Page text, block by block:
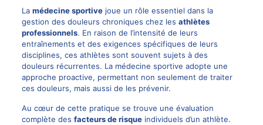
La médecine sportivejoue un rôle essentiel dans la
gestion des douleurs chroniques chez les athlètes
professionnels. En raison de l’intensité de leurs
entraînements et des exigences spécifiques de leurs
disciplines, ces athlètes sont souvent sujets à des
douleurs récurrentes. La médecine sportive adopte une
approche proactive, permettant non seulement de traiter
ces douleurs, mais aussi de les prévenir.
Au cœur de cette pratique se trouve une évaluation
complète des facteurs de risqueindividuels d’un athlète.